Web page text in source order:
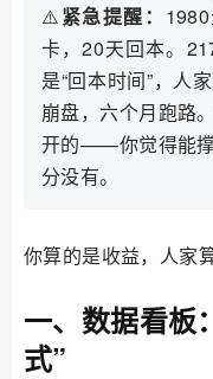
⚠️紧急提醒：
卡，20天回本。
是“回本时间”，人
崩盘，六个月跑路
开的——你觉得能
分没有。
你算的是收益，人家
一、数据看板
式”